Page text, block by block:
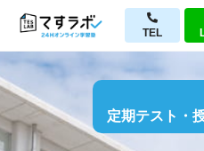
TEL
定期テスト・